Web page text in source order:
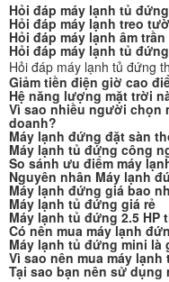
Hỏi đáp máy lạnh tủ đứng
Hỏi đáp máy lạnh treo
Hỏi đáp máy lạnh âm trần
Hỏi đáp máy lạnh tủ đứng
Hỏi đáp máy lạnh tủ đứng
Giảm tiền điện giờ cao
Hệ năng lượng mặt trời
Vì sao nhiều người chọn
doanh?
Máy lạnh đứng đặt sàn
Máy lạnh tủ đứng công
So sánh ưu điểm máy
Nguyên nhân Máy lạnh
Máy lạnh đứng giá bao
Máy lạnh tủ đứng giá rẻ
Máy lạnh tủ đứng 2.5
Có nên mua máy lạnh
Máy lạnh tủ đứng mini
Vì sao nên mua máy
Tại sao bạn nên sử